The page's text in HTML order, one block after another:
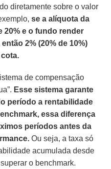
diretamente sobre o valor
se a alíquota da
20% e o fundo render
2% (20% de 10%)
de compensação
Esse sistema garante
período a rentabilidade
essa diferença
períodos antes da
Ou seja, a taxa só
acumulada desde
o benchmark.